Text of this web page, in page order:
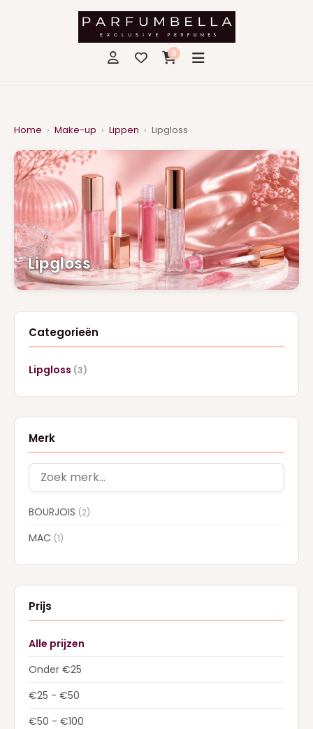
0
Home › Make-up › Lippen › Lipgloss
Lipgloss
Categorieën
Lipgloss (3)
Merk
BOURJOIS (2)
MAC (1)
Prijs
Alle prijzen
Onder €25
€25 - €50
€50 - €100